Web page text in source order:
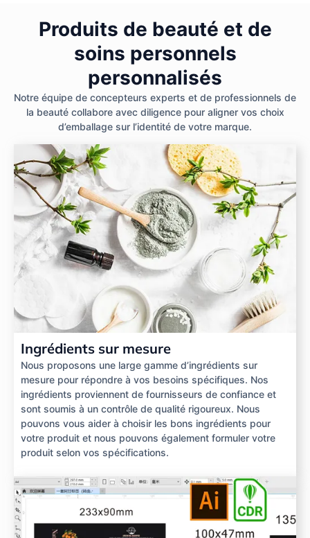
Produits de beauté et de
soins personnels
personnalisés
Notre équipe de concepteurs experts et de professionnels de
la beauté collabore avec diligence pour aligner vos choix
d’emballage sur l’identité de votre marque.
Ingrédients sur mesure
Nous proposons une large gamme d’ingrédients sur
mesure pour répondre à vos besoins spécifiques. Nos
ingrédients proviennent de fournisseurs de confiance et
sont soumis à un contrôle de qualité rigoureux. Nous
pouvons vous aider à choisir les bons ingrédients pour
votre produit et nous pouvons également formuler votre
produit selon vos spécifications.